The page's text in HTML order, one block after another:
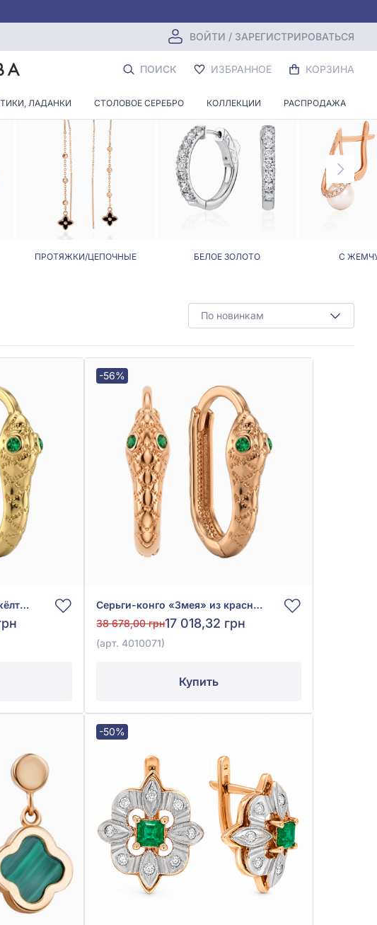
ВОЙТИ / ЗАРЕГИСТРИРОВАТЬСЯ
ПОИСК ИЗБРАННОЕ КОРЗИНА
ЛАДАНКИ СТОЛОВОЕ СЕРЕБРО КОЛЛЕКЦИИ РАСПРОДАЖА
ПРОТЯЖКИ/ЦЕПОЧНЫЕ БЕЛОЕ ЗОЛОТО С
По новинкам
Серьги-конго «Змея» из жёлтого золота 585° с зелёным фианитом/куб.цирконием, арт. 4010071ж
-56%
Серьги-конго «Змея» из красного золота 585° с зелёным фианитом (куб. цирконий), арт. 4010071
38 678,00 грн17 018,32 грн
(арт. 4010071)
Купить
-50%